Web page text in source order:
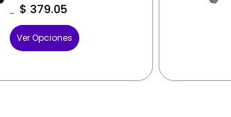
$ 379.05
Ver Opciones